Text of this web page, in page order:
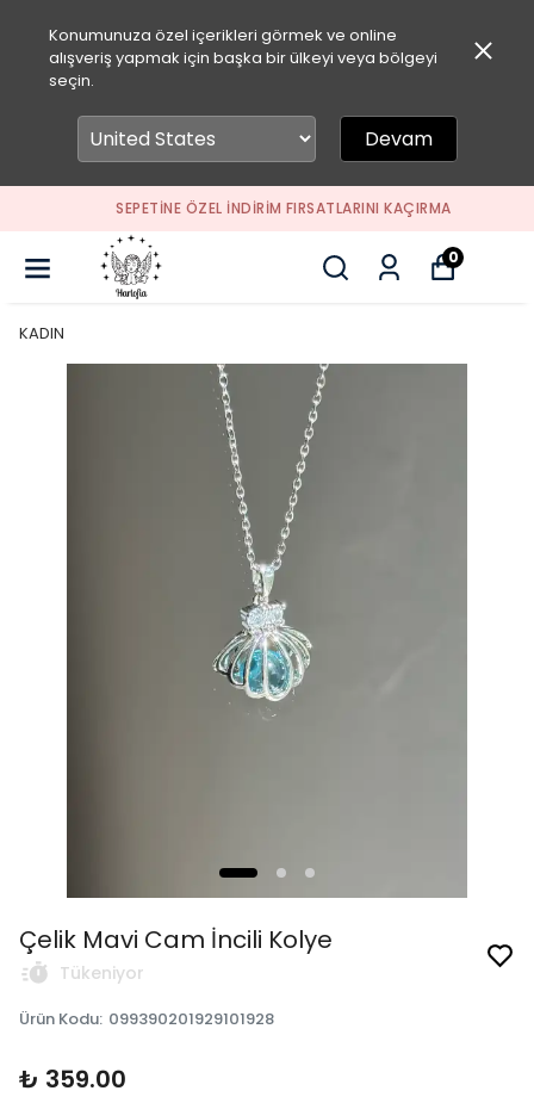
Konumunuza özel içerikleri görmek ve online
alışveriş yapmak için başka bir ülkeyi veya bölgeyi
seçin.
Devam
SEPETİNE ÖZEL İNDİRİM FIRSATLARINI KAÇIRMA
0
KADIN
Çelik Mavi Cam İncili Kolye
Tükeniyor
Ürün Kodu: 099390201929101928
₺ 359.00